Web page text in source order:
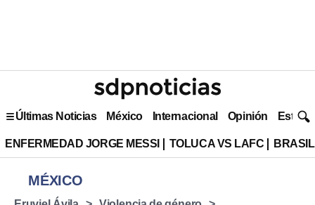
Últimas Noticias México Internacional Opinión Estilo
ENFERMEDAD JORGE MESSI TOLUCA VS LAFC
MÉXICO